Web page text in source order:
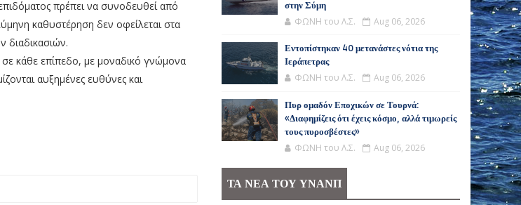
πρέπει να συνοδευθεί από
καθυστέρηση δεν οφείλεται στα
διαδικασιών.
κάθε επίπεδο, με μοναδικό γνώμονα
αυξημένες ευθύνες και
στην Σύμη
ΦΩΝΗ του Λ.Σ. Aug 06, 2026
Εντοπίστηκαν 40 μετανάστες νότια της
Ιεράπετρας
ΦΩΝΗ του Λ.Σ. Aug 06, 2026
Πυρ ομαδόν Εποχικών σε Τουρνά:
«Διαφημίζεις ότι έχεις κόσμο, αλλά τιμωρείς
τους πυροσβέστες»
ΦΩΝΗ του Λ.Σ. Aug 06, 2026
ΤΑ ΝΕΑ ΤΟΥ ΥΝΑΝΠ